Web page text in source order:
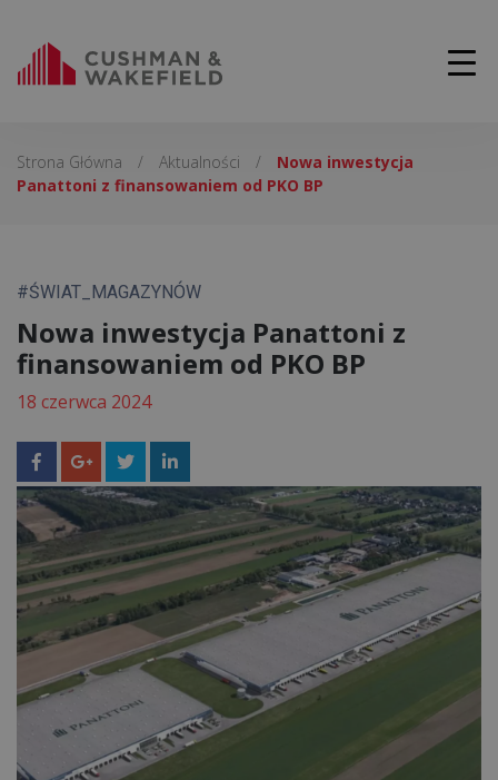
Strona Główna / Aktualności /
Nowa inwestycja
Panattoni z finansowaniem od PKO BP
#ŚWIAT_MAGAZYNÓW
Nowa inwestycja Panattoni z
finansowaniem od PKO BP
18 czerwca 2024